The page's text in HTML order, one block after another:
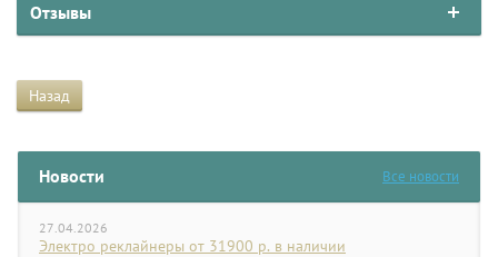
Новости Все новости
27.04.2026
Электро реклайнеры от 31900 р. в наличии
Отзывы
Назад